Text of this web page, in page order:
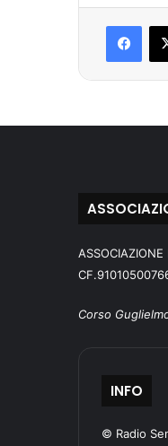
ASSOCIAZIONE
Corso
INFO
© Radio